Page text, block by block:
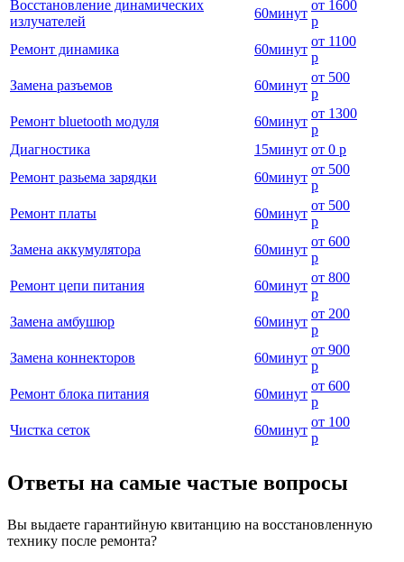
Восстановление динамических
излучателей
60минут
от 1600
р
Ремонт динамика
60минут
от 1100
р
Замена разъемов
60минут
от 500
р
Ремонт bluetooth модуля
60минут
от 1300
р
Диагностика
15минут от 0 р
Ремонт разьема зарядки
60минут
от 500
р
Ремонт платы
60минут
от 500
р
Замена аккумулятора
60минут
от 600
р
Ремонт цепи питания
60минут
от 800
р
Замена амбушюр
60минут
от 200
р
Замена коннекторов
60минут
от 900
р
Ремонт блока питания
60минут
от 600
р
Чистка сеток
60минут
от 100
р
Ответы на самые частые вопросы
Вы выдаете гарантийную квитанцию на восстановленную
технику после ремонта?